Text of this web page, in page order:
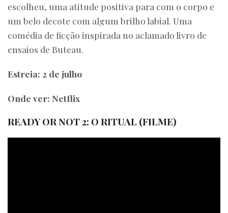
escolheu, uma atitude positiva para com o corpo e
um belo decote com algum brilho labial. Uma
comédia de ficção inspirada no aclamado livro de
ensaios de Buteau.
Estreia: 2 de julho
Onde ver: Netflix
READY OR NOT 2: O RITUAL (FILME)